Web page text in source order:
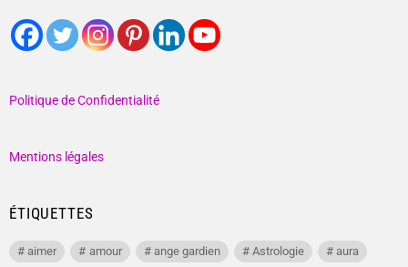
Politique de Confidentialité
Mentions légales
ÉTIQUETTES
aimer amour ange gardien Astrologie
aura